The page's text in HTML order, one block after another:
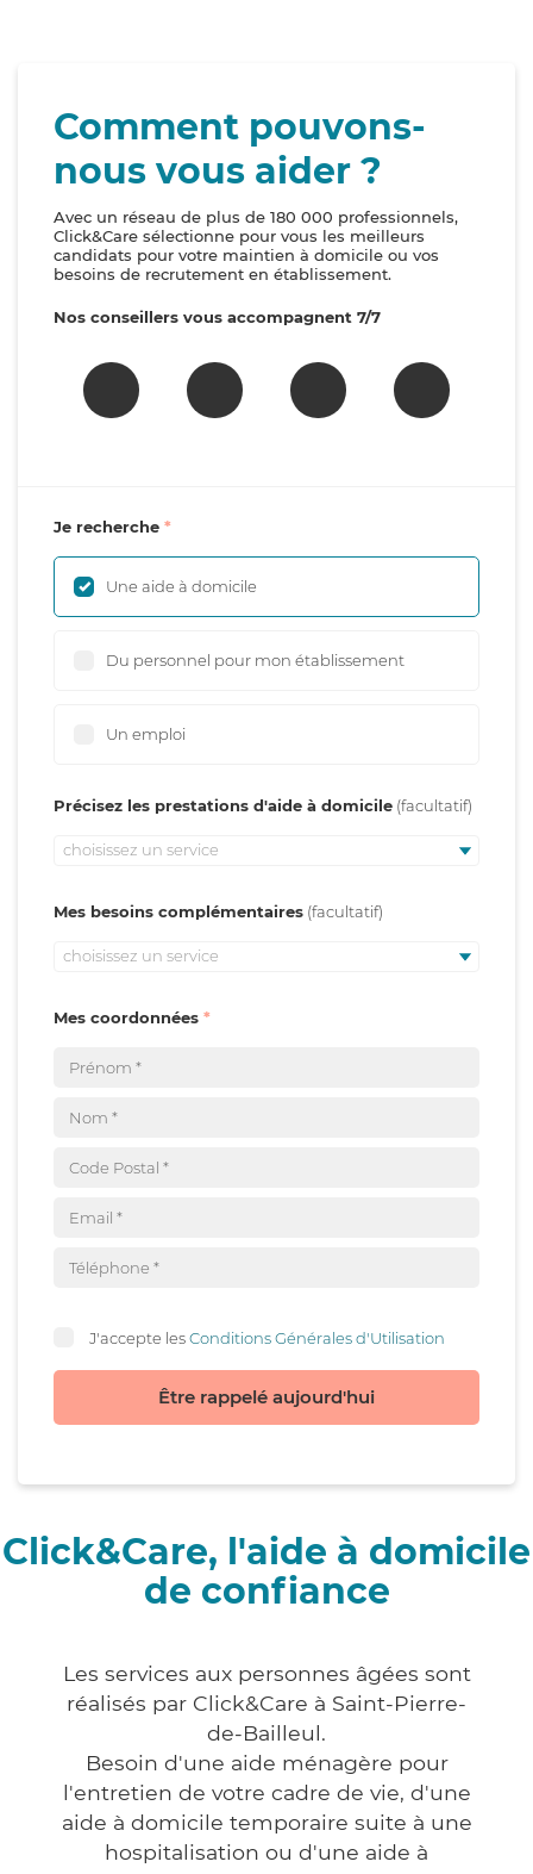
Comment pouvons-
nous vous aider ?
Avec un réseau de plus de 180 000 professionnels,
Click&Care sélectionne pour vous les meilleurs
candidats pour votre maintien à domicile ou vos
besoins de recrutement en établissement.
Nos conseillers vous accompagnent 7/7
Je recherche
Une aide à domicile
Du personnel pour mon établissement
Un emploi
Précisez les prestations d'aide à domicile
choisissez un service
Mes besoins complémentaires
choisissez un service
Mes coordonnées
J'accepte lesConditions Générales d'Utilisation
Être rappelé aujourd'hui
Click&Care, l'aide à domicile
de confiance
Les services aux personnes âgées sont
réalisés par Click&Care à Saint-Pierre-
de-Bailleul.
Besoin d'une aide ménagère pour
l'entretien de votre cadre de vie, d'une
aide à domicile temporaire suite à une
hospitalisation ou d'une aide à